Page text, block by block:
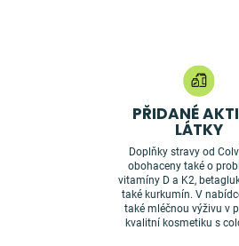
PŘIDANÉ
LÁTKY
Doplňky stravy od
obohaceny také o
vitamíny D a K2,
také kurkumín. V
také mléčnou výživu v
kvalitní kosmetiku s